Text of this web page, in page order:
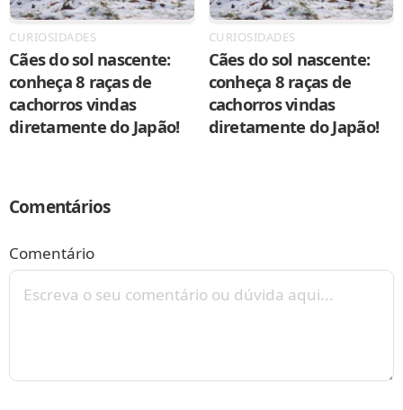
CURIOSIDADES
Cães do sol nascente:
conheça 8 raças de
cachorros vindas
diretamente do Japão!
CURIOSIDADES
Cães do sol nascente:
conheça 8 raças de
cachorros vindas
diretamente do Japão!
Comentários
Comentário